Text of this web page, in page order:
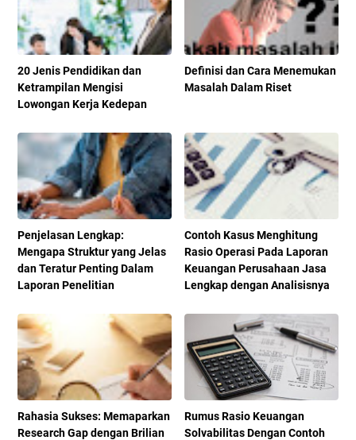
20 Jenis Pendidikan dan
Ketrampilan Mengisi
Lowongan Kerja Kedepan
Definisi dan Cara Menemukan
Masalah Dalam Riset
Penjelasan Lengkap:
Mengapa Struktur yang Jelas
dan Teratur Penting Dalam
Laporan Penelitian
Contoh Kasus Menghitung
Rasio Operasi Pada Laporan
Keuangan Perusahaan Jasa
Lengkap dengan Analisisnya
Rahasia Sukses: Memaparkan
Research Gap dengan Brilian
Rumus Rasio Keuangan
Solvabilitas Dengan Contoh